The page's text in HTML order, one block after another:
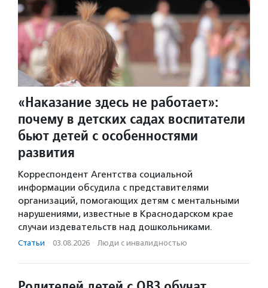
«Наказание здесь не работает»:
почему в детских садах воспитатели
бьют детей с особенностями
развития
Корреспондент Агентства социальной
информации обсудила с представителями
организаций, помогающих детям с ментальными
нарушениями, известные в Краснодарском крае
случаи издевательств над дошкольниками.
Статьи · 03.08.2026 · Люди с инвалидностью